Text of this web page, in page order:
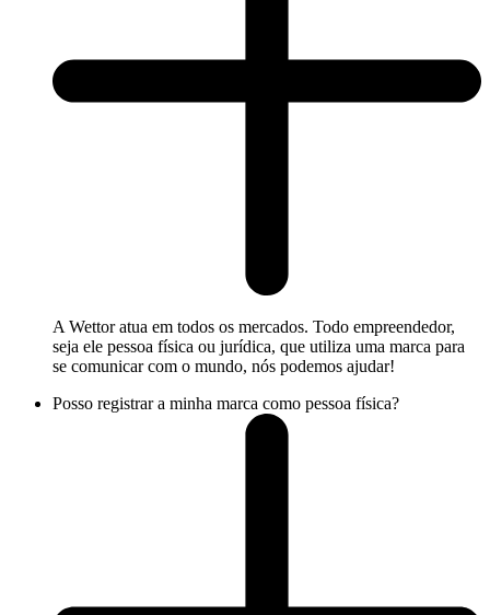
A Wettor atua em todos os mercados. Todo empreendedor,
seja ele pessoa física ou jurídica, que utiliza uma marca para
se comunicar com o mundo, nós podemos ajudar!
Posso registrar a minha marca como pessoa física?